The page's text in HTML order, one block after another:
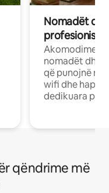
Nomadët
Akomodime
nomadët dhe
që punojnë në
wifi dhe
dedikuara
qëndrime më